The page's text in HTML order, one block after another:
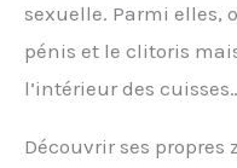
sexuelle. Parmi elles,
pénis et le clitoris
l’intérieur des
Découvrir ses propres